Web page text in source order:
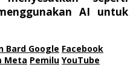
AI untuk
Bard Google Facebook
Meta Pemilu YouTube